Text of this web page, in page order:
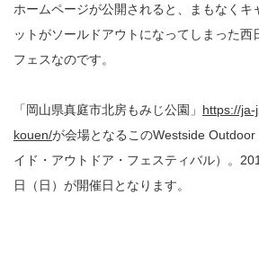
ホームページが公開されると、まもなくキ
ットがソールドアウトになってしまった西
フェスなのです。
「岡山県真庭市北房もみじ公園」 https://
kouen/が会場となるこのWestside
イド・アウトドア・フェスティバル）。
日（日）が開催日となります。